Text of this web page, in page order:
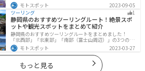
光地紹介します。自然豊かな山々や湖、温泉地が点在
し、四季折々の景色を楽しめるスポットが多数ありま
す。バイクで東海にツーリングに行く際は参考にしてく
ださい。
モトスポット
2023-09-05
ツーリング
1
静岡県のおすすめツーリングルート！絶景スポ
ットや観光スポットをまとめて紹介
静岡県のおすすめツーリングルートをまとめました！
「北西部」「北東部」「南部（富士山周辺）」の3つのル
ート紹介します。富士山を中心に自然豊かな景色や食事
を楽しめるスポットが多数あります。バイクで静岡県に
ツーリングに行く際は参考にしてください。
モトスポット 2023-03-27
もっと見る